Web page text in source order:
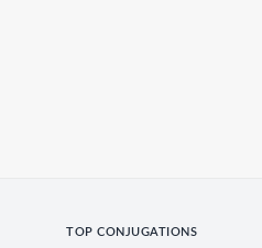
TOP CONJUGATIONS